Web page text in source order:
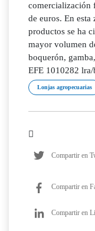
comercialización
de euros. En
productos se ha
mayor volumen
boquerón,
EFE 1010282
Lonjas agropecuarias
Compartir en
Compartir en
Compartir en